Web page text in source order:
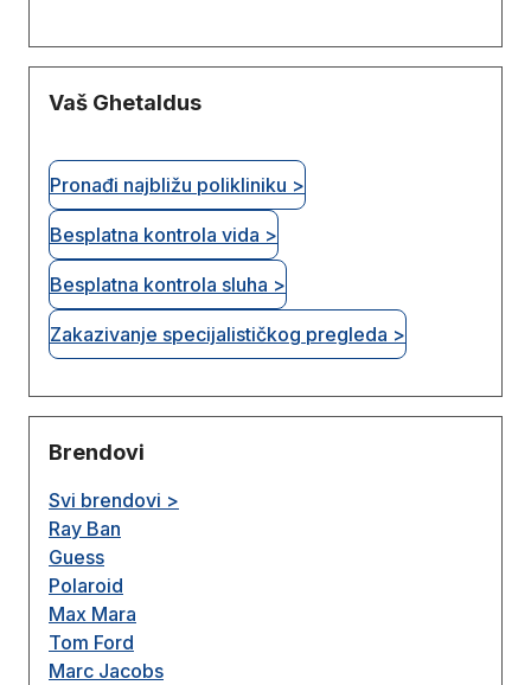
Vaš Ghetaldus
Pronađi najbližu polikliniku >
Besplatna kontrola vida >
Besplatna kontrola sluha >
Zakazivanje specijalističkog pregleda >
Brendovi
Svi brendovi >
Ray Ban
Guess
Polaroid
Max Mara
Tom Ford
Marc Jacobs